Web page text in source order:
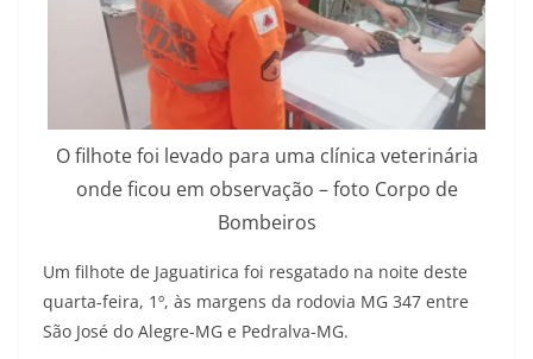
O filhote foi levado para uma clínica veterinária
onde ficou em observação – foto Corpo de
Bombeiros
Um filhote de Jaguatirica foi resgatado na noite deste
quarta-feira, 1º, às margens da rodovia MG 347 entre
São José do Alegre-MG e Pedralva-MG.